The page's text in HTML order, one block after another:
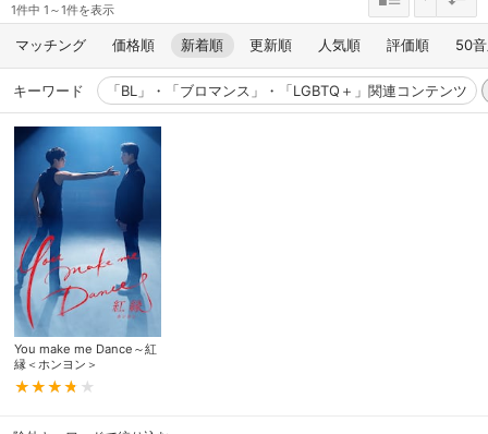
1件中 1～1件を表示
マッチング 価格順 新着順 更新順 人気順 評価順 50
キーワード 「BL」・「ブロマンス」・「LGBTQ＋」関連コンテンツ
You make me Dance～紅
縁＜ホンヨン＞